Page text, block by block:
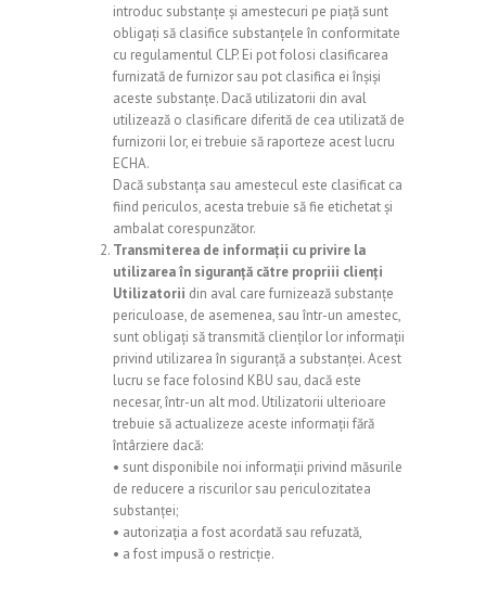
introduc substanțe și amestecuri pe piață sunt
obligați să clasifice substanțele în conformitate
cu regulamentul CLP. Ei pot folosi clasificarea
furnizată de furnizor sau pot clasifica ei înșiși
aceste substanțe. Dacă utilizatorii din aval
utilizează o clasificare diferită de cea utilizată de
furnizorii lor, ei trebuie să raporteze acest lucru
ECHA.
Dacă substanța sau amestecul este clasificat ca
fiind periculos, acesta trebuie să fie etichetat și
ambalat corespunzător.
Transmiterea de informații cu privire la
utilizarea în siguranță către propriii clienți
Utilizatorii din aval care furnizează substanțe
periculoase, de asemenea, sau într-un amestec,
sunt obligați să transmită clienților lor informații
privind utilizarea în siguranță a substanței. Acest
lucru se face folosind KBU sau, dacă este
necesar, într-un alt mod. Utilizatorii ulterioare
trebuie să actualizeze aceste informații fără
întârziere dacă:
• sunt disponibile noi informații privind măsurile
de reducere a riscurilor sau periculozitatea
substanței;
• autorizația a fost acordată sau refuzată,
• a fost impusă o restricție.